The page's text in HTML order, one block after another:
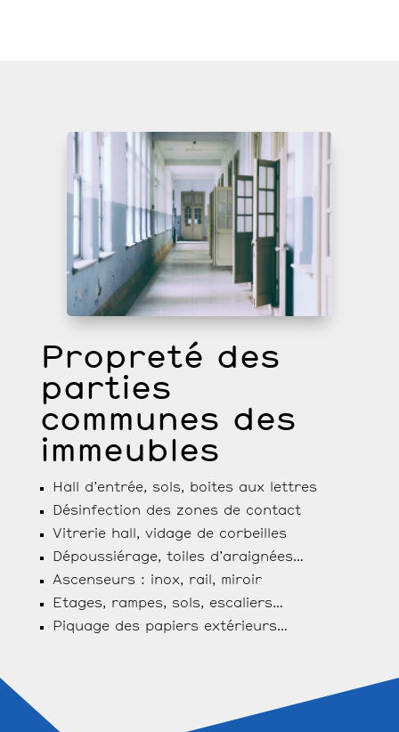
Propreté des
parties
communes des
immeubles
Hall d’entrée, sols, boites aux lettres
Désinfection des zones de contact
Vitrerie hall, vidage de corbeilles
Dépoussiérage, toiles d’araignées…
Ascenseurs : inox, rail, miroir
Etages, rampes, sols, escaliers…
Piquage des papiers extérieurs…